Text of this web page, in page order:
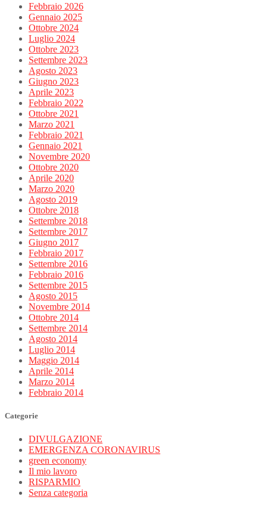
Febbraio 2026
Gennaio 2025
Ottobre 2024
Luglio 2024
Ottobre 2023
Settembre 2023
Agosto 2023
Giugno 2023
Aprile 2023
Febbraio 2022
Ottobre 2021
Marzo 2021
Febbraio 2021
Gennaio 2021
Novembre 2020
Ottobre 2020
Aprile 2020
Marzo 2020
Agosto 2019
Ottobre 2018
Settembre 2018
Settembre 2017
Giugno 2017
Febbraio 2017
Settembre 2016
Febbraio 2016
Settembre 2015
Agosto 2015
Novembre 2014
Ottobre 2014
Settembre 2014
Agosto 2014
Luglio 2014
Maggio 2014
Aprile 2014
Marzo 2014
Febbraio 2014
Categorie
DIVULGAZIONE
EMERGENZA CORONAVIRUS
green economy
Il mio lavoro
RISPARMIO
Senza categoria